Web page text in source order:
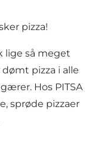
pizza!
lige så meget
pizza i alle
Hos PITSA
sprøde pizzaer